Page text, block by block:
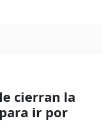
cierran la
ir por